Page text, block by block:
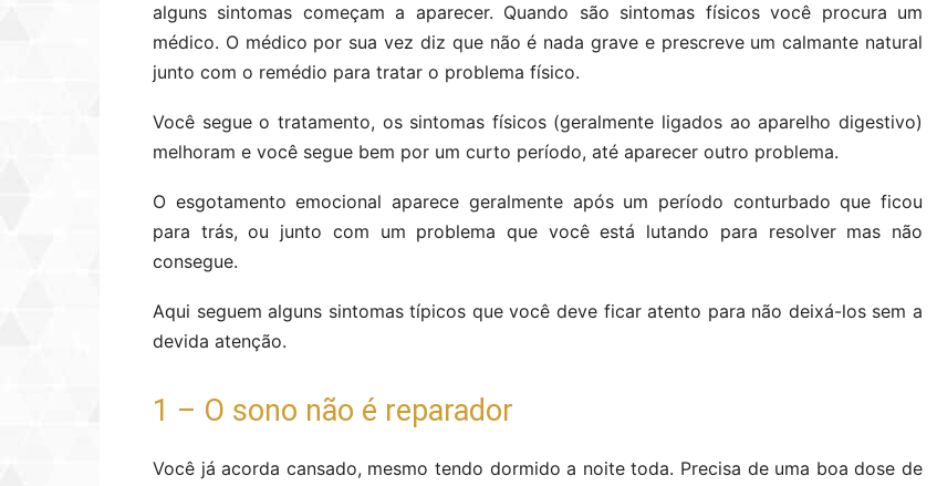
alguns sintomas começam a aparecer. Quando são sintomas físicos você procura um
médico. O médico por sua vez diz que não é nada grave e prescreve um calmante natural
junto com o remédio para tratar o problema físico.
Você segue o tratamento, os sintomas físicos (geralmente ligados ao aparelho digestivo)
melhoram e você segue bem por um curto período, até aparecer outro problema.
O esgotamento emocional aparece geralmente após um período conturbado que ficou
para trás, ou junto com um problema que você está lutando para resolver mas não
consegue.
Aqui seguem alguns sintomas típicos que você deve ficar atento para não deixá-los sem a
devida atenção.
1 – O sono não é reparador
Você já acorda cansado, mesmo tendo dormido a noite toda. Precisa de uma boa dose de